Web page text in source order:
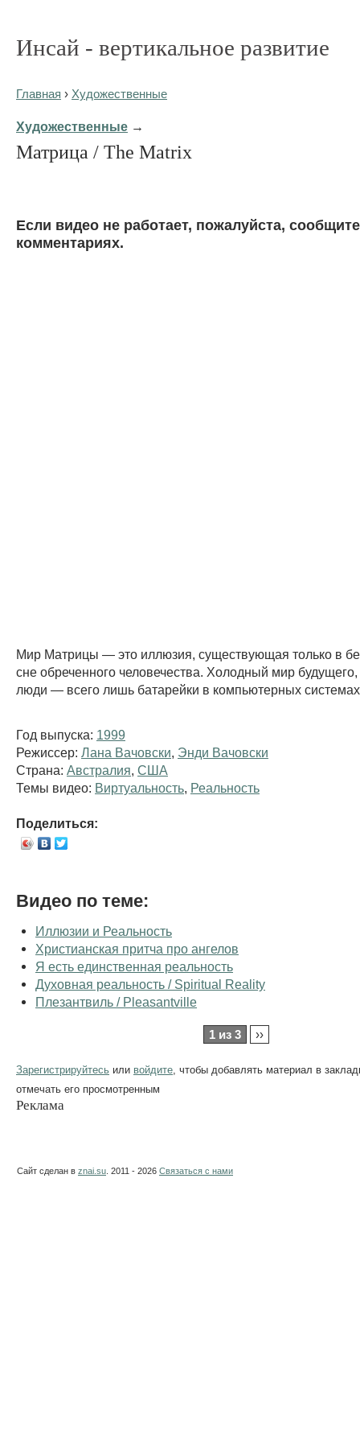
Инсай - вертикальное развитие
Главная › Художественные
Художественные →
Матрица / The Matrix
Eсли видео не работает, пожалуйста,
комментариях.
Мир Матрицы — это иллюзия, существующая только в
сне обреченного человечества. Холодный мир
люди — всего лишь батарейки в компьютерных
Год выпуска: 1999
Режиссер: Лана Вачовски Энди Вачовски
Страна: Австралия США
Темы видео: Виртуальность Реальность
Поделиться:
Видео по теме:
Иллюзии и Реальность
Христианская притча про ангелов
Я есть единственная реальность
Духовная реальность / Spiritual Reality
Плезантвиль / Pleasantville
1 из 3 ››
Зарегистрируйтесь или войдите , чтобы добавлять материал в
отмечать его просмотренным
Реклама
Сайт сделан в znai.su . 2011 - 2026 Связаться с нами